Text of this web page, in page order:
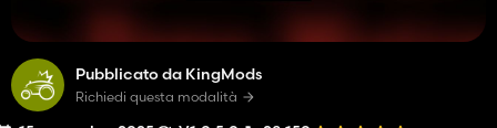
Pubblicato da KingMods
Richiedi questa modalità